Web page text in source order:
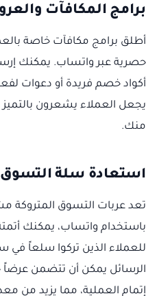
برامج المكافآت
أطلق برامج مكافآت خاصة
حصرية عبر واتساب. يمكنك
أكواد خصم فريدة أو دعوات
يجعل العملاء يشعرون
منك.
استعادة سلة التسوق
تعد عربات التسوق المتروكة
باستخدام واتساب، يمكنك
للعملاء الذين تركوا سلعاً في
الرسائل يمكن أن تتضمن
إتمام العملية، مما يزيد من